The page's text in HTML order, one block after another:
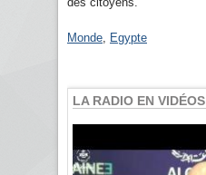
Monde Egypte
LA RADIO EN VIDÉOS